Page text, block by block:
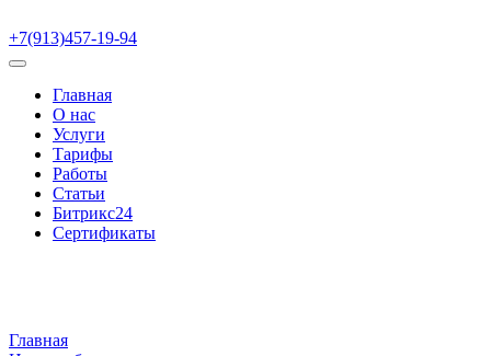
+7(913)457-19-94
Главная
О нас
Услуги
Тарифы
Работы
Статьи
Битрикс24
Сертификаты
Главная